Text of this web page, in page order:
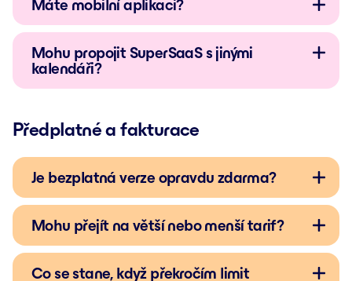
Máte mobilní aplikaci?
Mohu propojit SuperSaaS s jinými
kalendáři?
Předplatné a fakturace
Je bezplatná verze opravdu zdarma?
Mohu přejít na větší nebo menší tarif?
Co se stane, když překročím limit